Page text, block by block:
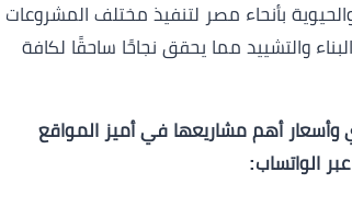
بأنحاء مصر لتنفيذ مختلف المشروعات
والتشييد مما يحقق نجاحًا ساحقًا لكافة
وأسعار أهم مشاريعها في أميز المواقع
الواتساب: